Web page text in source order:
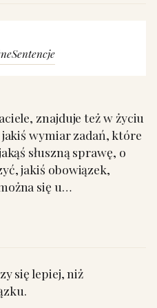
Sentencje
znajduje też w życiu
wymiar zadań, które
słuszną sprawę, o
jakiś obowiązek,
się u…
się lepiej, niż